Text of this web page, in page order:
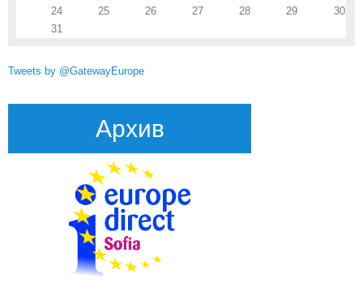
24
25 26 27 28 29
30
31
Tweets by @GatewayEurope
Архив